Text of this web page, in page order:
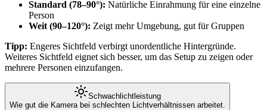
Standard (78–90°): Natürliche Einrahmung für eine einzelne
Person
Weit (90–120°): Zeigt mehr Umgebung, gut für Gruppen
Tipp: Engeres Sichtfeld verbirgt unordentliche Hintergründe.
Weiteres Sichtfeld eignet sich besser, um das Setup zu zeigen oder
mehrere Personen einzufangen.
Schwachlichtleistung
Wie gut die Kamera bei schlechten Lichtverhältnissen arbeitet.